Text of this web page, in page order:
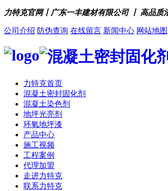
力特克官网丨广东一丰建材有限公司 丨 高品质
公司介绍 防伪查询 在线留言 新闻中心 网站地图
力特克首页
混凝土密封固化剂
混凝土染色剂
地坪光亮剂
环氧地坪漆
产品中心
施工视频
工程案例
代理加盟
走进力特克
联系力特克